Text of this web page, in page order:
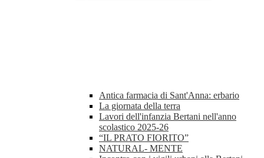
Antica farmacia di Sant'Anna: erbario
La giornata della terra
Lavori dell'infanzia Bertani nell'anno
scolastico 2025-26
“IL PRATO FIORITO”
NATURAL- MENTE